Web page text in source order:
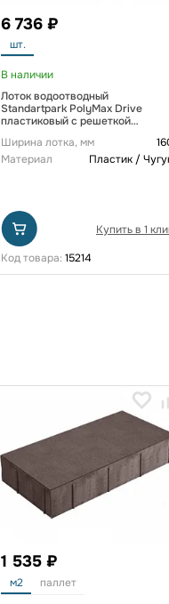
6 736 ₽
шт.
В наличии
Лоток водоотводный
Standartpark PolyMax Drive
пластиковый с решеткой
(комплект) 0805034-М
Ширина лотка, мм
Материал
Пластик /
Купить в 1
Код товара: 15214
1 535 ₽
м2 паллет